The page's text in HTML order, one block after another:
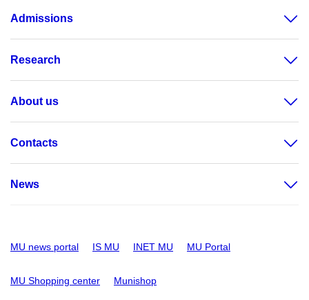
Admissions
Research
About us
Contacts
News
MU news portal IS MU INET MU MU Portal
MU Shopping center Munishop